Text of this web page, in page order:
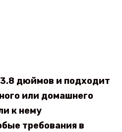
дюймов и подходит
или домашнего
к нему
требования в